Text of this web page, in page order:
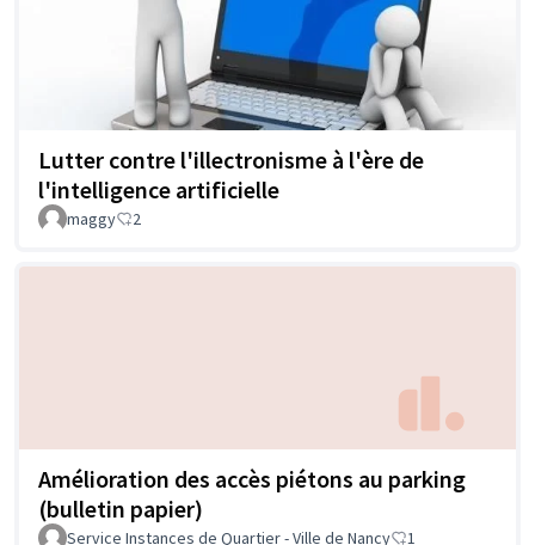
Lutter contre l'illectronisme à l'ère de
l'intelligence artificielle
maggy 2
Amélioration des accès piétons au parking
(bulletin papier)
Service Instances de Quartier - Ville de Nancy 1